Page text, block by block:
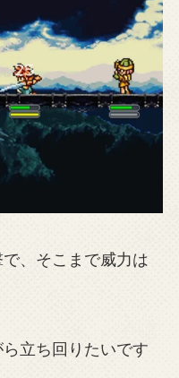
で、そこまで威力は
立ち回りたいです